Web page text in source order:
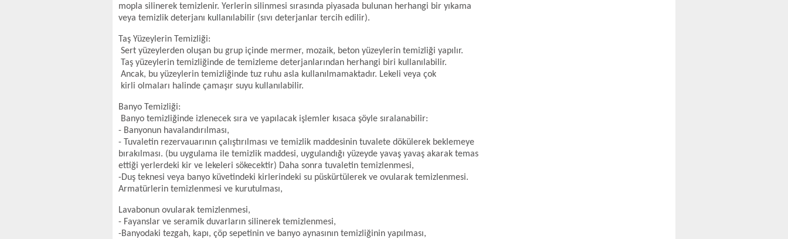
mopla silinerek temizlenir. Yerlerin silinmesi sırasında piyasada bulunan herhangi bir yıkama
veya temizlik deterjanı kullanılabilir (sıvı deterjanlar tercih edilir).
Taş Yüzeylerin Temizliği:
Sert yüzeylerden oluşan bu grup içinde mermer, mozaik, beton yüzeylerin temizliği yapılır.
Taş yüzeylerin temizliğinde de temizleme deterjanlarından herhangi biri kullanılabilir.
Ancak, bu yüzeylerin temizliğinde tuz ruhu asla kullanılmamaktadır. Lekeli veya çok
kirli olmaları halinde çamaşır suyu kullanılabilir.
Banyo Temizliği:
Banyo temizliğinde izlenecek sıra ve yapılacak işlemler kısaca şöyle sıralanabilir:
- Banyonun havalandırılması,
- Tuvaletin rezervauarının çalıştırılması ve temizlik maddesinin tuvalete dökülerek beklemeye
bırakılması. (bu uygulama ile temizlik maddesi, uygulandığı yüzeyde yavaş yavaş akarak temas
ettiği yerlerdeki kir ve lekeleri sökecektir) Daha sonra tuvaletin temizlenmesi,
-Duş teknesi veya banyo küvetindeki kirlerindeki su püskürtülerek ve ovularak temizlenmesi.
Armatürlerin temizlenmesi ve kurutulması,
Lavabonun ovularak temizlenmesi,
- Fayanslar ve seramik duvarların silinerek temizlenmesi,
-Banyodaki tezgah, kapı, çöp sepetinin ve banyo aynasının temizliğinin yapılması,